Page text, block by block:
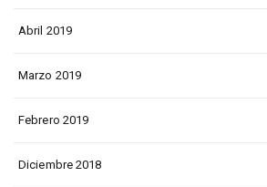
Abril 2019
Marzo 2019
Febrero 2019
Diciembre 2018